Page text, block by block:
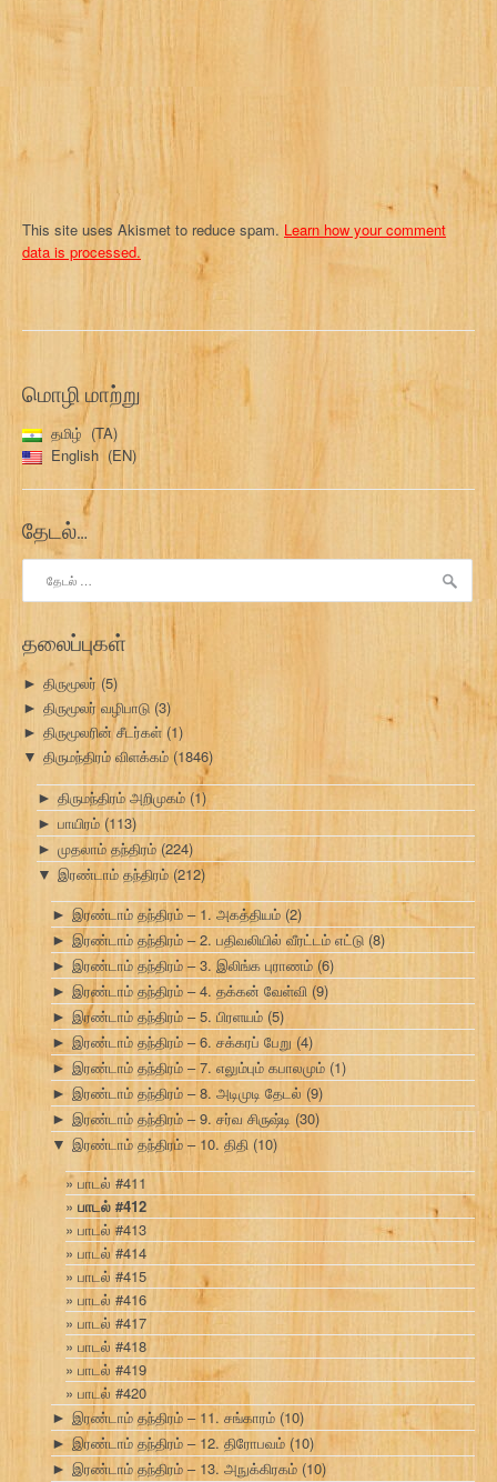
This site uses Akismet to reduce spam. Learn how your comment
data is processed.
மொழி மாற்று
தமிழ்
TA
English
EN
தேடல்…
தேடு:
தலைப்புகள்
► திருமூலர் (5)
► திருமூலர் வழிபாடு (3)
► திருமூலரின் சீடர்கள் (1)
▼ திருமந்திரம் விளக்கம் (1846)
► திருமந்திரம் அறிமுகம் (1)
► பாயிரம் (113)
► முதலாம் தந்திரம் (224)
▼ இரண்டாம் தந்திரம் (212)
► இரண்டாம் தந்திரம் – 1. அகத்தியம் (2)
► இரண்டாம் தந்திரம் – 2. பதிவலியில் வீரட்டம் எட்டு (8)
► இரண்டாம் தந்திரம் – 3. இலிங்க புராணம் (6)
► இரண்டாம் தந்திரம் – 4. தக்கன் வேள்வி (9)
► இரண்டாம் தந்திரம் – 5. பிரளயம் (5)
► இரண்டாம் தந்திரம் – 6. சக்கரப் பேறு (4)
► இரண்டாம் தந்திரம் – 7. எலும்பும் கபாலமும் (1)
► இரண்டாம் தந்திரம் – 8. அடிமுடி தேடல் (9)
► இரண்டாம் தந்திரம் – 9. சர்வ சிருஷ்டி (30)
▼ இரண்டாம் தந்திரம் – 10. திதி (10)
பாடல் #411
பாடல் #412
பாடல் #413
பாடல் #414
பாடல் #415
பாடல் #416
பாடல் #417
பாடல் #418
பாடல் #419
பாடல் #420
► இரண்டாம் தந்திரம் – 11. சங்காரம் (10)
► இரண்டாம் தந்திரம் – 12. திரோபவம் (10)
► இரண்டாம் தந்திரம் – 13. அநுக்கிரகம் (10)